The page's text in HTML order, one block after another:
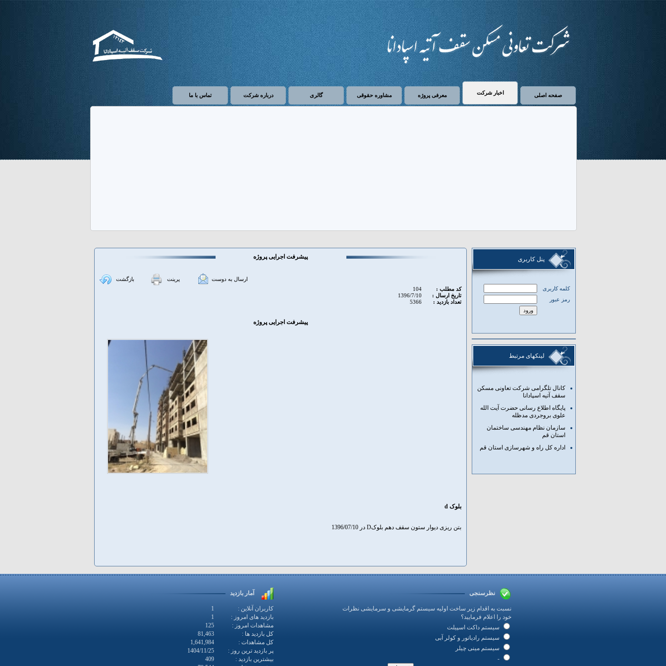
صفحه اصلی اخبار شرکت معرفی پروژه مشاوره حقوقی گالری درباره شرکت تماس با ما
پنل کاربری
کلمه کاربری
رمز عبور
لینکهای مرتبط
کانال تلگرامی شرکت تعاونی مسکن
سقف آتیه اسپادانا
پایگاه اطلاع رسانی حضرت آیت الله
علوی بروجردی مدظله
سازمان نظام مهندسی ساختمان
استان قم
اداره کل راه و شهرسازی استان قم
پیشرفت اجرایی پروژه
ارسال به دوست پرینت
بازگشت
کد مطلب :
104
تاریخ ارسال :
1396/7/10
تعداد بازدید :
5366
پیشرفت اجرایی پروژه
بلوک d
بتن ریزی دیوار ستون سقف دهم بلوکD در 1396/07/10
نظرسنجی
نسبت به اقدام زیر ساخت اولیه سیستم گرمایشی و سرمایشی نظرات
خود را اعلام فرمایید؟
سیستم داکت اسپیلت
سیستم رادیاتور و کولر آبی
سیستم مینی چیلر
-
آمار بازدید
کاربران آنلاین :
1
بازدید های امروز :
1
مشاهدات امروز :
125
کل بازدید ها :
81,463
کل مشاهدات :
1,641,984
پر بازدید ترین روز :
1404/11/25
بیشترین بازدید :
409